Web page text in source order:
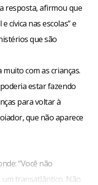
resposta, afirmou que
cívica nas escolas” e
que são
com as crianças.
estar fazendo
para voltar à
que não aparece
“Você não
transatlântico. Não